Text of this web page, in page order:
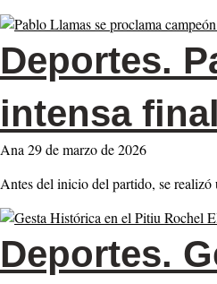
Deportes.
intensa
Ana 29 de marzo de 2026
Antes del inicio del partido, se
Deportes.